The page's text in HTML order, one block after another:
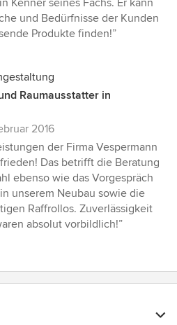
Kenner seines Fachs. Er kann
und Bedürfnisse der Kunden
Produkte finden!”
Raumausstatter in
2016
der Firma Vespermann
Das betrifft die Beratung
ebenso wie das Vorgespräch
unserem Neubau sowie die
Raffrollos. Zuverlässigkeit
absolut vorbildlich!”